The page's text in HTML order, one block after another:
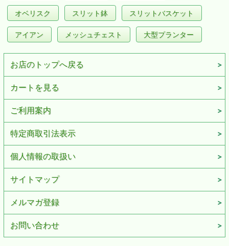
オベリスク スリット鉢 スリットバスケット
アイアン メッシュチェスト 大型プランター
お店のトップへ戻る
カートを見る
ご利用案内
特定商取引法表示
個人情報の取扱い
サイトマップ
メルマガ登録
お問い合わせ